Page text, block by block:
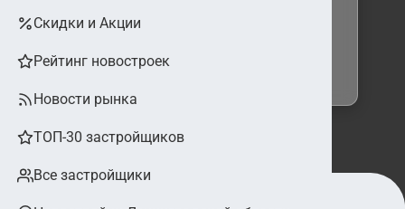
Скидки и Акции
Рейтинг новостроек
Новости рынка
ТОП-30 застройщиков
Все застройщики